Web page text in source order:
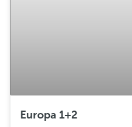
Europa 1+2